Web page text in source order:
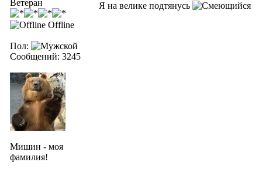
Ветеран
Offline
Пол:
Сообщений: 3245
Мишин - моя
фамилия!
Я на велике подтянусь